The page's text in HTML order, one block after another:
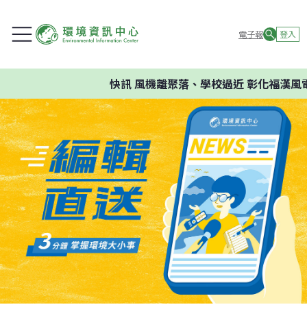
電子報 登入
快訊風機離聚落、學校過近 彰化福漢風